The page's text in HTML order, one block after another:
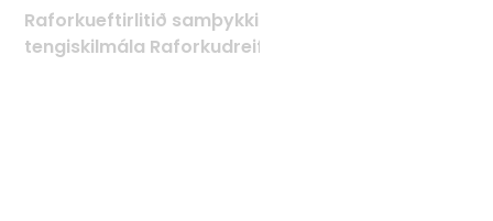
Raforkueftirlitið samþykkir Tæknilega
tengiskilmála Raforkudreifingar TTR